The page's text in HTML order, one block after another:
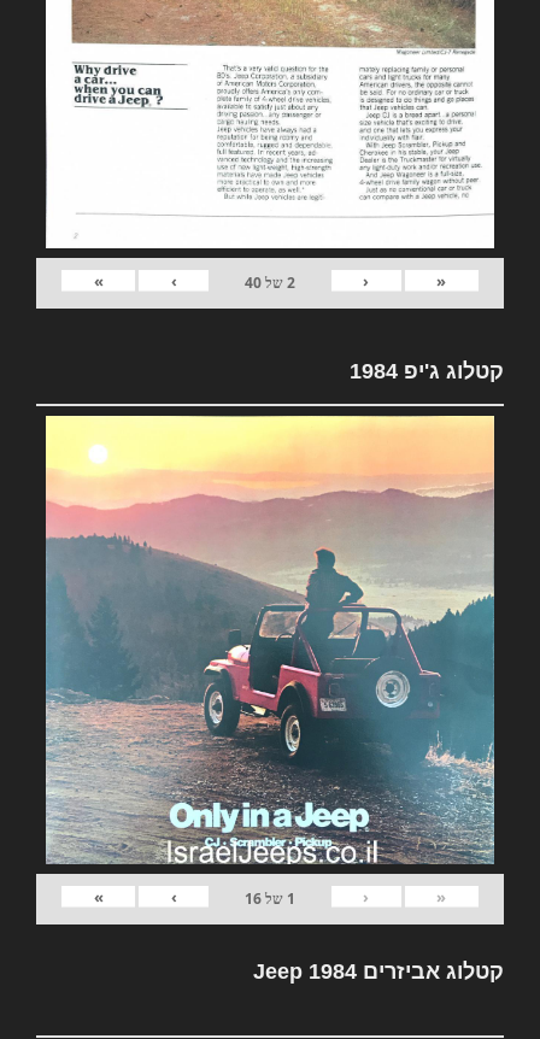
«
‹
2של40
›
»
קטלוג ג'יפ 1984
«
‹
1 של16
›
»
קטלוג אביזרים Jeep 1984